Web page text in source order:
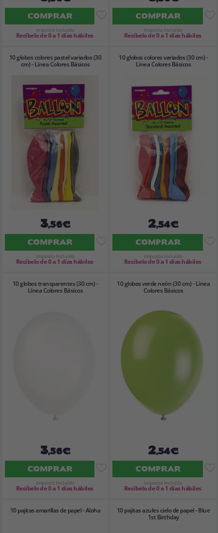
COMPRAR
Imposto Incluído
Recíbelo de 0 a 1 días hábiles
COMPRAR
Imposto Incluído
Recíbelo de 0 a 1 días hábiles
10 globos colores pastel variados (30
cm) - Línea Colores Básicos
3,56€
COMPRAR
Imposto Incluído
Recíbelo de 0 a 1 días hábiles
10 globos colores variados (30 cm) -
Línea Colores Básicos
2,54€
COMPRAR
Imposto Incluído
Recíbelo de 0 a 1 días hábiles
10 globos transparentes (30 cm) -
Línea Colores Básicos
3,56€
COMPRAR
Imposto Incluído
Recíbelo de 0 a 1 días hábiles
10 globos verde neón (30 cm) - Línea
Colores Básicos
2,54€
COMPRAR
Imposto Incluído
Recíbelo de 0 a 1 días hábiles
10 pajitas amarillas de papel - Aloha
10 pajitas azules cielo de papel - Blue
1st Birthday